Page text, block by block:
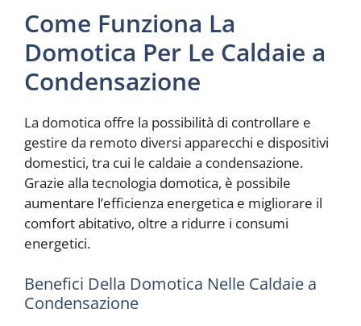
Come Funziona La
Domotica Per Le Caldaie a
Condensazione
La domotica offre la possibilità di controllare e
gestire da remoto diversi apparecchi e dispositivi
domestici, tra cui le caldaie a condensazione.
Grazie alla tecnologia domotica, è possibile
aumentare l’efficienza energetica e migliorare il
comfort abitativo, oltre a ridurre i consumi
energetici.
Benefici Della Domotica Nelle Caldaie a
Condensazione